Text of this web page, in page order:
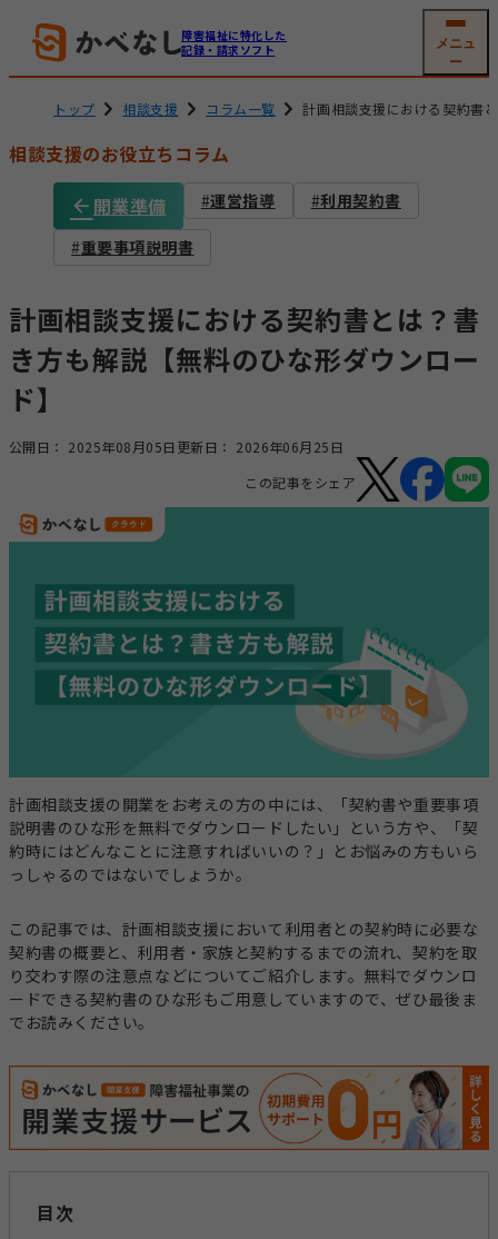
障害福祉に特化した
記録・請求ソフト
メニュ
ー
就労系サービス
生活介護
障害児通所支援
ソフトの機能
電子サイン 工賃・賃金計算
その他機能
サービス詳細
事業計画立案支援
法人設立
集客支援
その他のサービス
レンタルスマホ レンタルタブレット
お役立ちコラム
総合トップ
情報トップ
サービス種別ごとのコラムを探す
相談支援
生活介護 グループホーム
テーマからコラムを探す
経営運営
開業準備 報酬改定
加算減算 帳票
キーワードからコラムを探す
トップ 相談支援 コラム一覧 計画相談支援における契約書
相談支援のお役立ちコラム
開業準備
運営指導 利用契約書
重要事項説明書
計画相談支援における契約書とは？書
き方も解説【無料のひな形ダウンロー
ド】
公開日： 2025年08月05日 更新日： 2026年06月25日
この記事をシェア
計画相談支援の開業をお考えの方の中には、「契約書や重要事項
説明書のひな形を無料でダウンロードしたい」という方や、「契
約時にはどんなことに注意すればいいの？」とお悩みの方もいら
っしゃるのではないでしょうか。
この記事では、計画相談支援において利用者との契約時に必要な
契約書の概要と、利用者・家族と契約するまでの流れ、契約を取
り交わす際の注意点などについてご紹介します。無料でダウンロ
ードできる契約書のひな形もご用意していますので、ぜひ最後ま
でお読みください。
目次